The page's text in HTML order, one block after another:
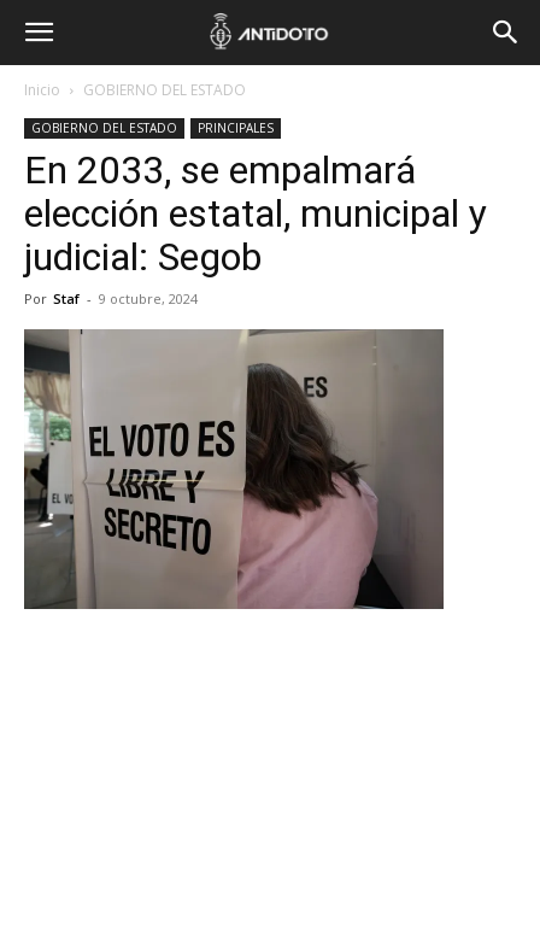
Inicio GOBIERNO DEL ESTADO
GOBIERNO DEL ESTADO PRINCIPALES
En 2033, se empalmará
elección estatal, municipal y
judicial: Segob
Por Staf - 9 octubre, 2024